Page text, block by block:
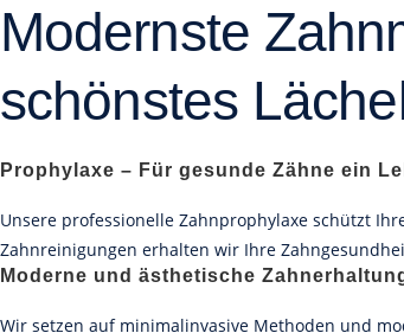
Modernste
schönstes
Prophylaxe – Für gesunde Zähne ein
Unsere professionelle Zahnprophylaxe schützt
Zahnreinigungen erhalten wir Ihre
Moderne und ästhetische
Wir setzen auf minimalinvasive Methoden und